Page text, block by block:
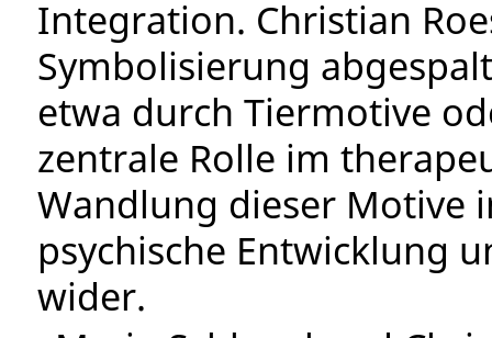
Integration. Christian
Symbolisierung
etwa durch Tiermotive
zentrale Rolle im
Wandlung dieser Motive
psychische Entwicklung
wider.